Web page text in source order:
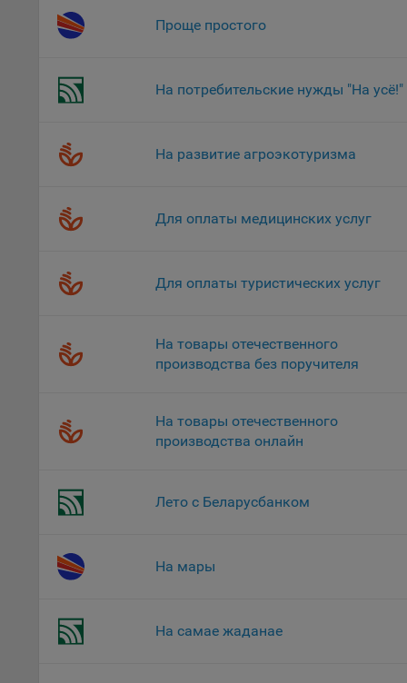
5.2.
5.3.
9.1.
Проще простого
На потребительские нужды "На усё!"
На развитие агроэкотуризма
Для оплаты медицинских услуг
Для оплаты туристических услуг
На товары отечественного
производства без поручителя
На товары отечественного
производства онлайн
Лето с Беларусбанком
На мары
На самае жаданае